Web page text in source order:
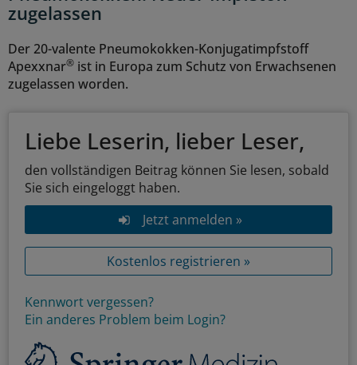
zugelassen
Der 20-valente Pneumokokken-Konjugatimpfstoff
Apexxnar® ist in Europa zum Schutz von Erwachsenen
zugelassen worden.
Liebe Leserin, lieber Leser,
den vollständigen Beitrag können Sie lesen, sobald
Sie sich eingeloggt haben.
Jetzt anmelden »
Kostenlos registrieren »
Kennwort vergessen?
Ein anderes Problem beim Login?